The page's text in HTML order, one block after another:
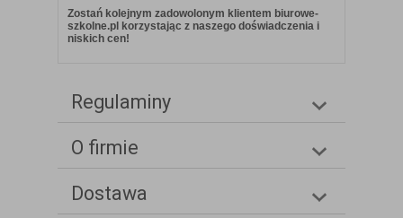
Zostań kolejnym zadowolonym klientem biurowe-
szkolne.pl korzystając z naszego doświadczenia i
niskich cen!
Regulaminy
O firmie
Dostawa